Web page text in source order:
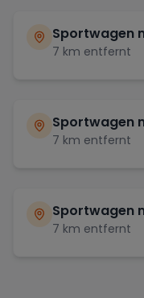
Sportwagen
7 km entfernt
Sportwagen
7 km entfernt
Sportwagen
7 km entfernt